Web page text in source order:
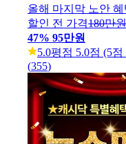
올해 마지막 노안 혜
할인 전 가격180만원
47% 95만원
5.0평점 5.0점 (5
(355)